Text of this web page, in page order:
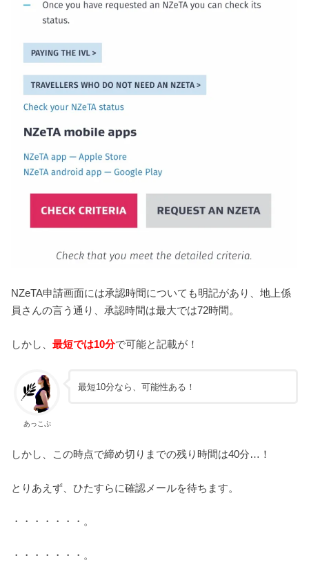
NZeTA申請画面には承認時間についても明記があり、地上係
員さんの言う通り、承認時間は最大では72時間。
しかし、最短では10分で可能と記載が！
あっこぷ
最短10分なら、可能性ある！
しかし、この時点で締め切りまでの残り時間は40分…！
とりあえず、ひたすらに確認メールを待ちます。
・・・・・・・。
・・・・・・・。